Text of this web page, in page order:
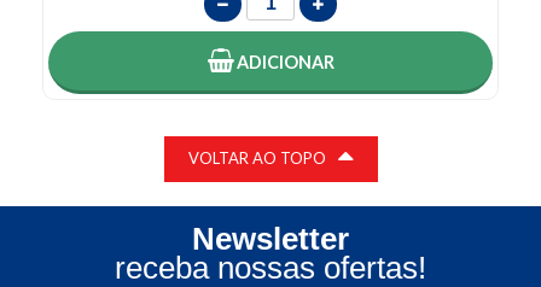
ADICIONAR
VOLTAR AO TOPO
Newsletter
receba nossas ofertas!